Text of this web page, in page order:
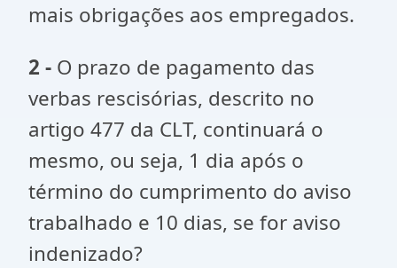
mais obrigações aos empregados.
2 - O prazo de pagamento das
verbas rescisórias, descrito no
artigo 477 da CLT, continuará o
mesmo, ou seja, 1 dia após o
término do cumprimento do aviso
trabalhado e 10 dias, se for aviso
indenizado?